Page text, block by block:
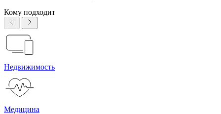
Кому подходит
Недвижимость
Медицина